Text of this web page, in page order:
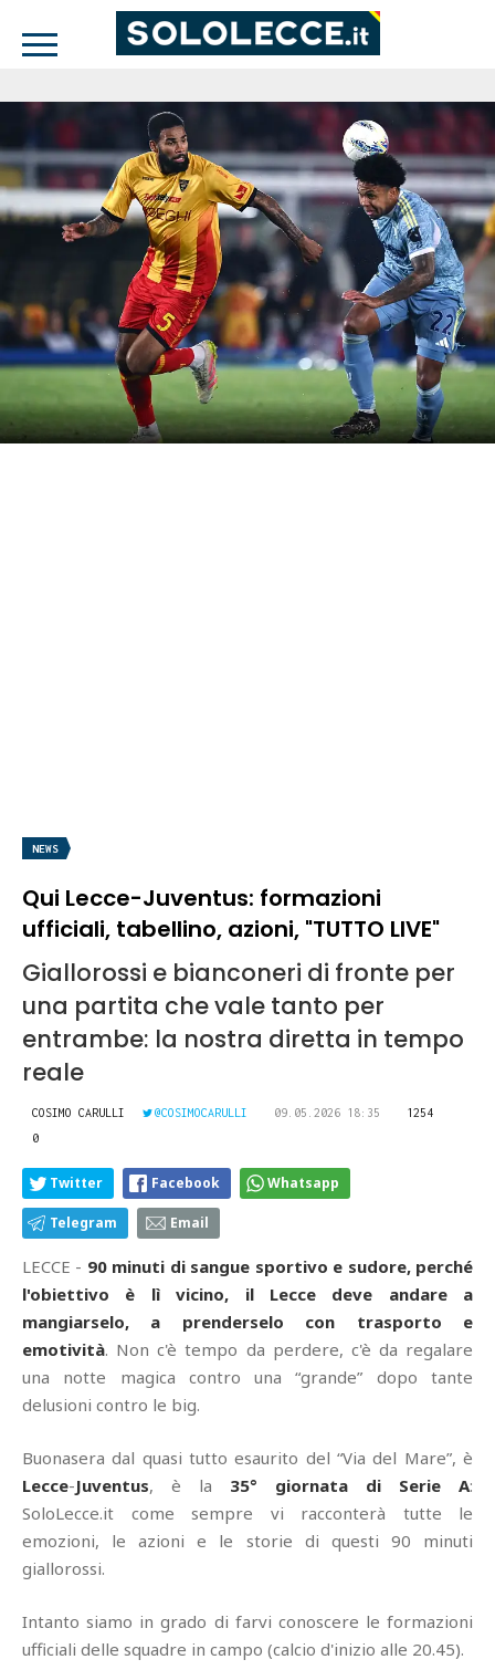
NEWS
Qui Lecce-Juventus: formazioni
ufficiali, tabellino, azioni, "TUTTO LIVE"
Giallorossi e bianconeri di fronte per
una partita che vale tanto per
entrambe: la nostra diretta in tempo
reale
COSIMO CARULLI @COSIMOCARULLI 09.05.2026 18:35
1254
0
Twitter Facebook Whatsapp
Telegram Email
LECCE - 90 minuti di sangue sportivo e sudore, perché
l'obiettivo è lì vicino, il Lecce deve andare a
mangiarselo, a prenderselo con trasporto e
emotività. Non c'è tempo da perdere, c'è da regalare
una notte magica contro una “grande” dopo tante
delusioni contro le big.
Buonasera dal quasi tutto esaurito del “Via del Mare”, è
Lecce-Juventus, è la 35° giornata di Serie A:
SoloLecce.it come sempre vi racconterà tutte le
emozioni, le azioni e le storie di questi 90 minuti
giallorossi.
Intanto siamo in grado di farvi conoscere le formazioni
ufficiali delle squadre in campo (calcio d'inizio alle 20.45).